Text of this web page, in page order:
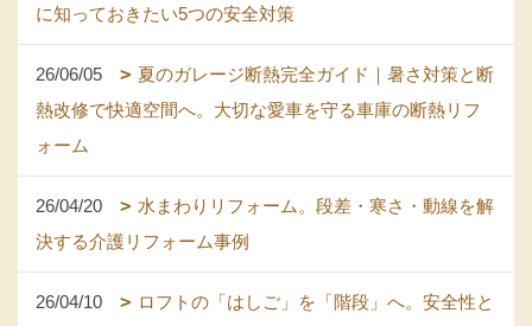
に知っておきたい5つの安全対策
26/06/05
夏のガレージ断熱完全ガイド｜暑さ対策と断
熱改修で快適空間へ。大切な愛車を守る車庫の断熱リフ
ォーム
26/04/20
水まわりリフォーム。段差・寒さ・動線を解
決する介護リフォーム事例
26/04/10
ロフトの「はしご」を「階段」へ。安全性と